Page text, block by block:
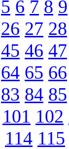
5 6 7 8 9
26 27 28
45 46 47
64 65 66
83 84 85
101 102
114 115